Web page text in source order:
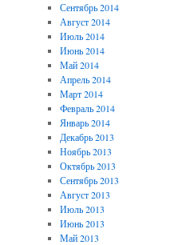
Сентябрь 2014
Август 2014
Июль 2014
Июнь 2014
Май 2014
Апрель 2014
Март 2014
Февраль 2014
Январь 2014
Декабрь 2013
Ноябрь 2013
Октябрь 2013
Сентябрь 2013
Август 2013
Июль 2013
Июнь 2013
Май 2013